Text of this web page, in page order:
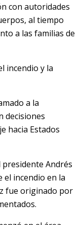
con autoridades
al tiempo
a las familias de
incendio y la
a la
decisiones
hacia Estados
Andrés
el incendio en la
fue originado por